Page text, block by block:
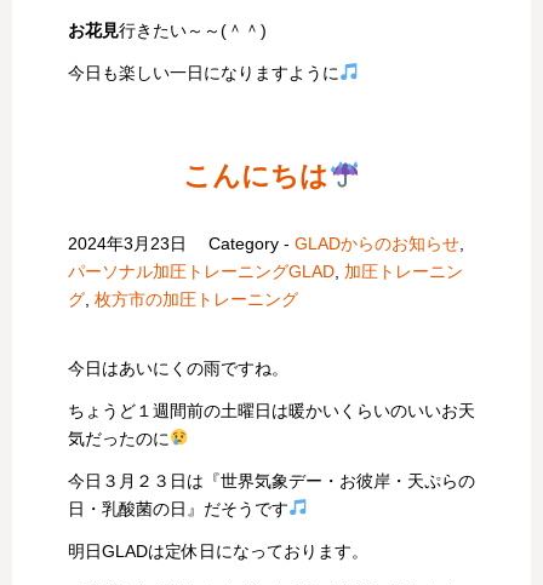
お花見行きたい～～(＾＾)
今日も楽しい一日になりますように
こんにちは
2024年3月23日 Category -GLADからのお知らせ
パーソナル加圧トレーニングGLAD 加圧トレーニン
グ 枚方市の加圧トレーニング
今日はあいにくの雨ですね。
ちょうど１週間前の土曜日は暖かいくらいのいいお天
気だったのに
今日３月２３日は『世界気象デー・お彼岸・天ぷらの
日・乳酸菌の日』だそうです
明日GLADは定休日になっております。